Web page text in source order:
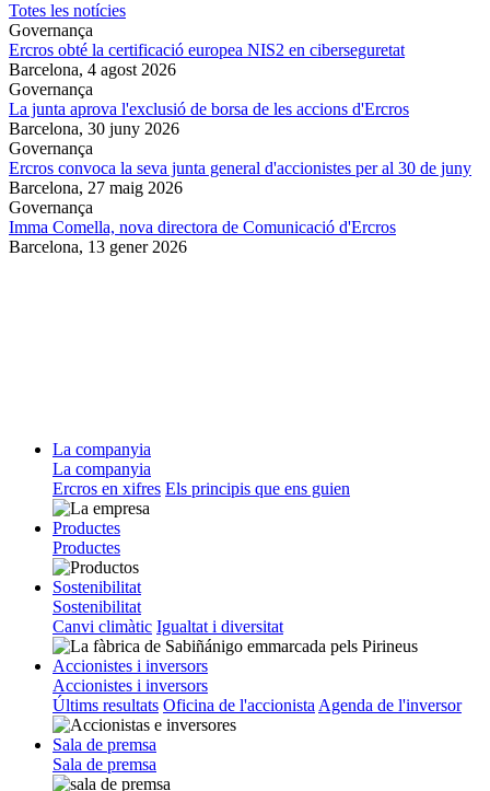
Totes les notícies
Governança
Ercros obté la certificació europea NIS2 en ciberseguretat
Barcelona, 4 agost 2026
Governança
La junta aprova l'exclusió de borsa de les accions d'Ercros
Barcelona, 30 juny 2026
Governança
Ercros convoca la seva junta general d'accionistes per al 30 de juny
Barcelona, 27 maig 2026
Governança
Imma Comella, nova directora de Comunicació d'Ercros
Barcelona, 13 gener 2026
La companyia
La companyia
Ercros en xifres Els principis que ens guien
Productes
Productes
Sostenibilitat
Sostenibilitat
Canvi climàtic Igualtat i diversitat
Accionistes i inversors
Accionistes i inversors
Últims resultats Oficina de l'accionista Agenda de l'inversor
Sala de premsa
Sala de premsa